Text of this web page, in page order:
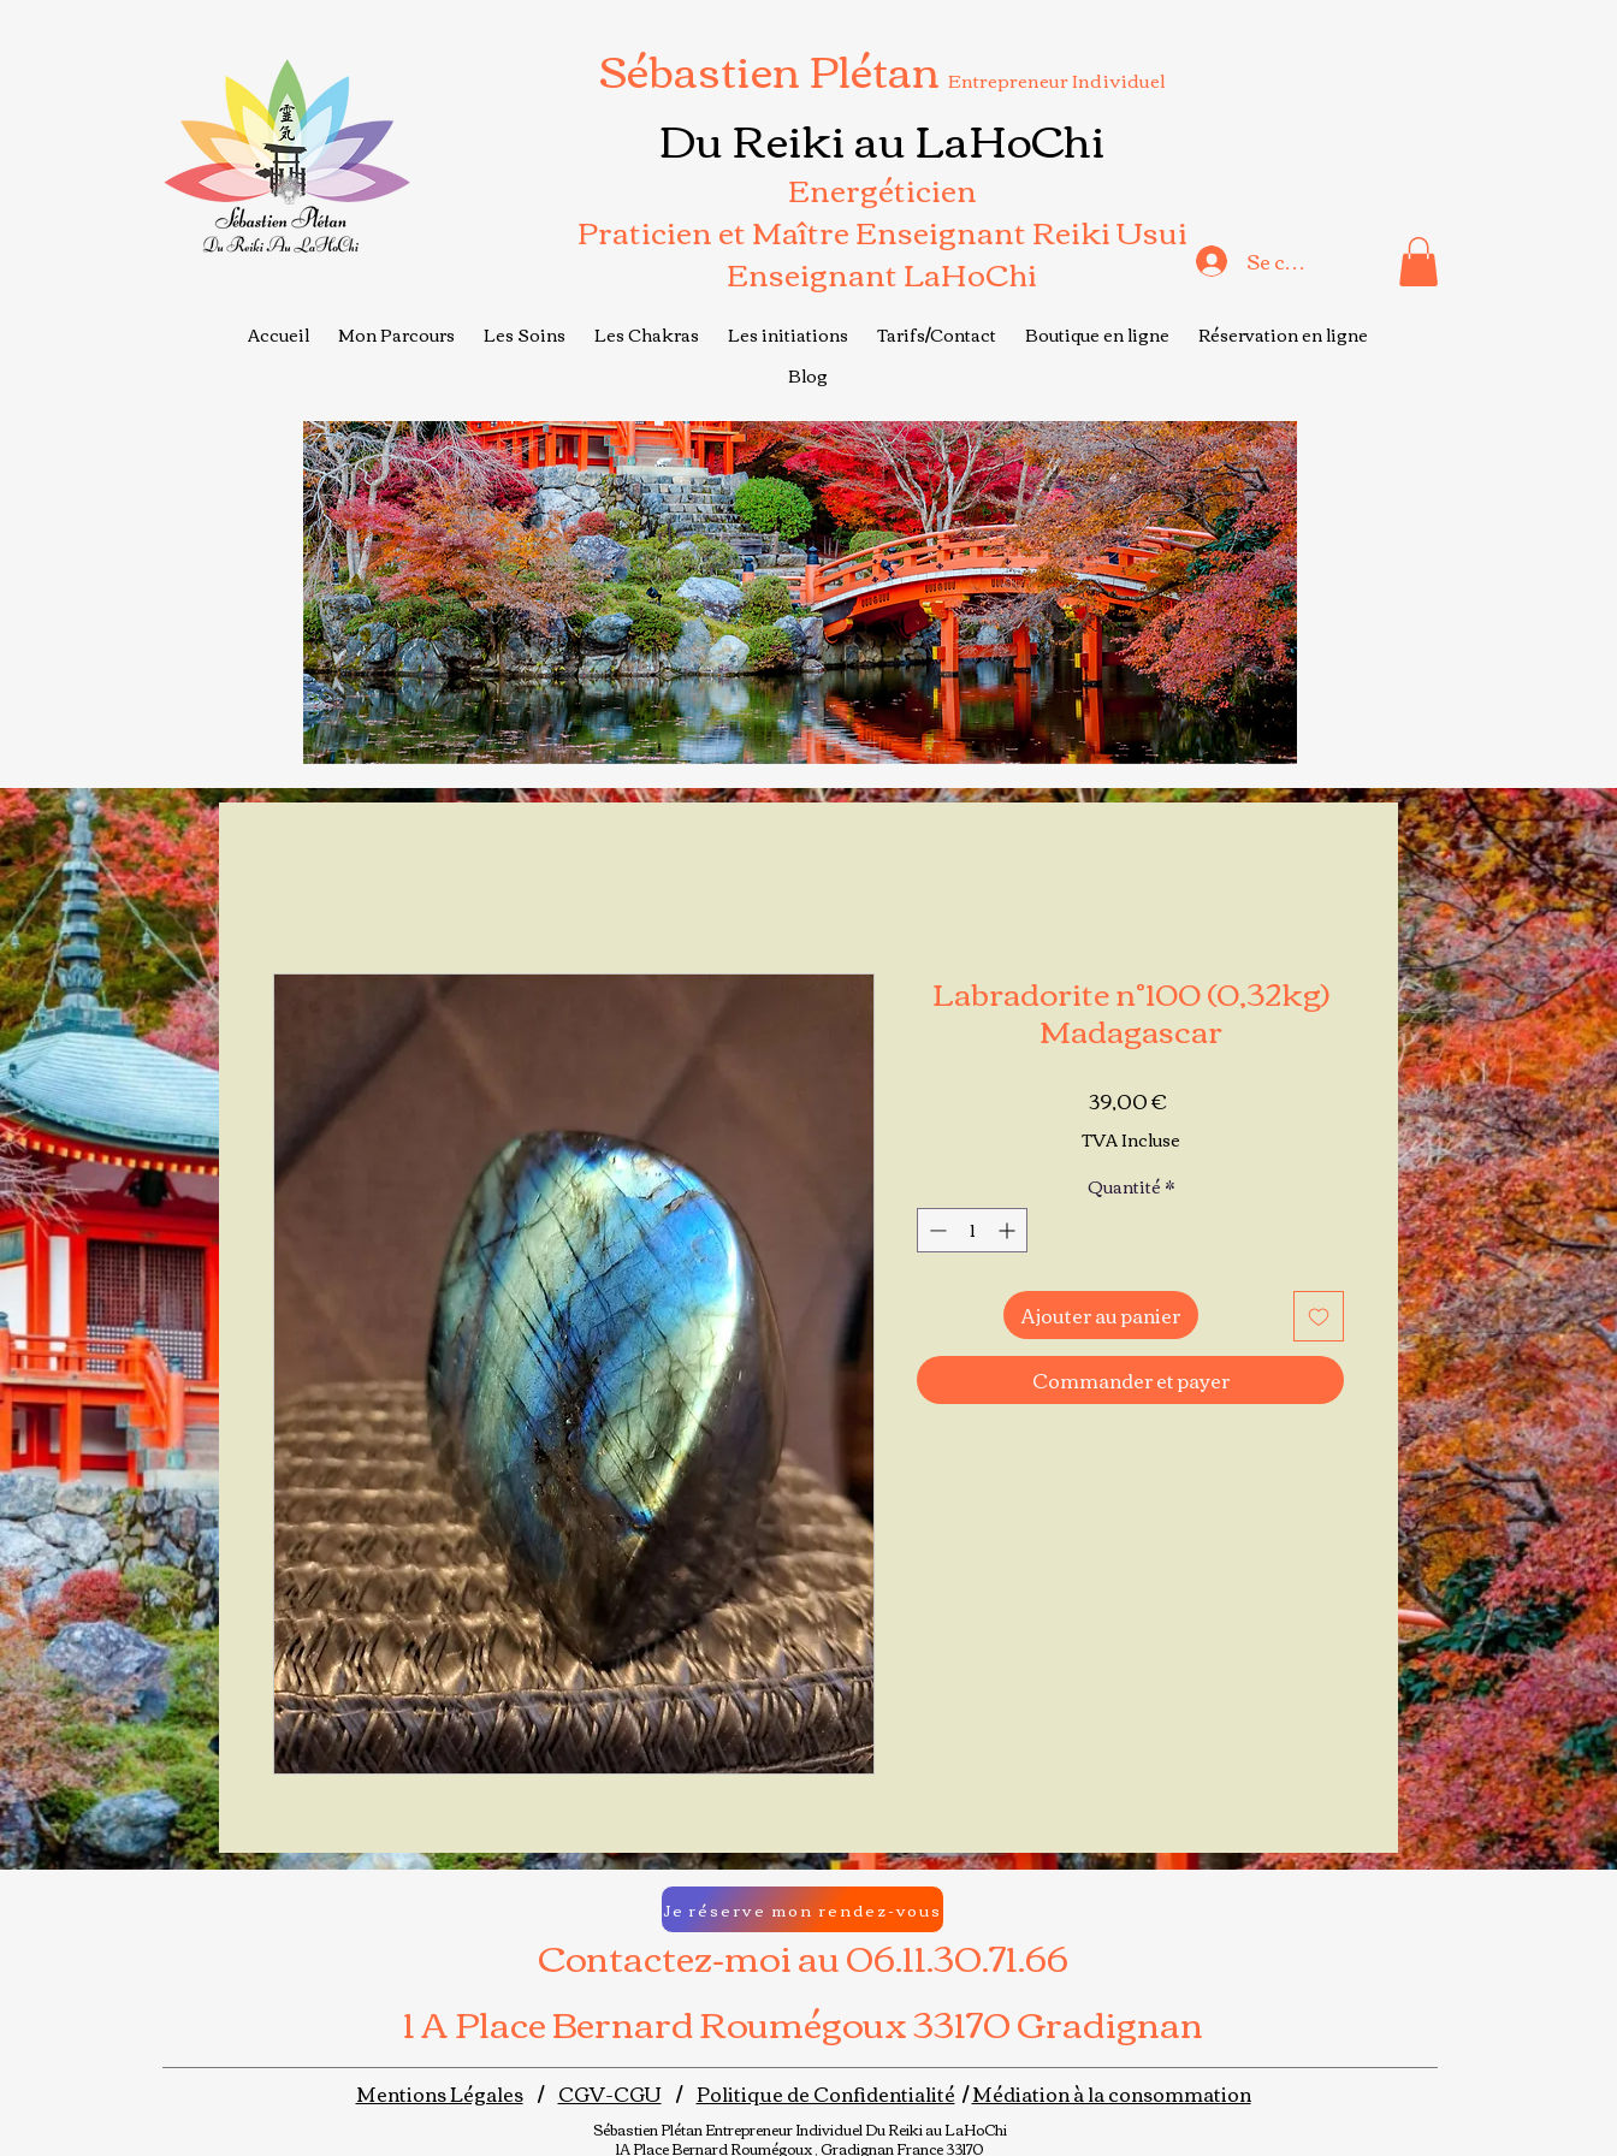
Sébastien Plétan Entrepreneur Individuel
Du Reiki au LaHoChi
Energéticien
Praticien et Maître Enseignant Reiki Usui
Enseignant LaHoChi Se connecter
Accueil Mon Parcours Les Soins Les Chakras Les initiations Tarifs/Contact Boutique en ligne
Réservation en ligne
Blog
Labradorite n°100 (0,32kg)
Madagascar
39,00 €Prix
TVA Incluse
Quantité*
Ajouter au panier
Commander et payer
Contactez-moi au 06.11.30.71.66
1 A Place Bernard Roumégoux 33170 Gradignan
Je réserve mon rendez-vous
Mentions Légales/ CGV-CGU/ Politique de Confidentialité /Médiation à la consommation
Sébastien PlétanEntrepreneur IndividuelDu Reiki au LaHoChi
1A Place Bernard Roumégoux , Gradignan France 33170